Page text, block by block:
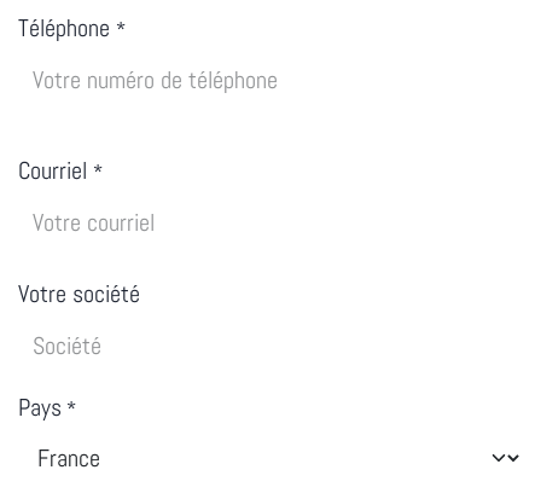
Téléphone *
Courriel *
Votre société
Pays *